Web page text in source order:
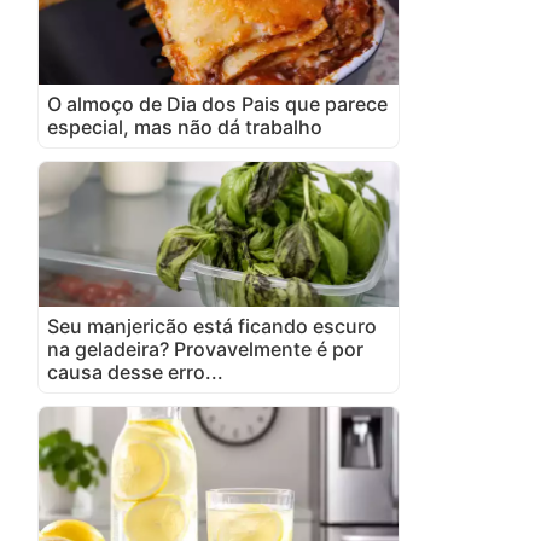
O almoço de Dia dos Pais que parece
especial, mas não dá trabalho
Seu manjericão está ficando escuro
na geladeira? Provavelmente é por
causa desse erro...